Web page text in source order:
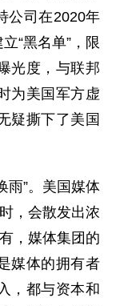
公司在2020年
“黑名单”，限
光度，与联邦
为美国军方虚
疑撕下了美国
雨”。美国媒体
，会散发出浓
，媒体集团的
媒体的拥有者
，都与资本和